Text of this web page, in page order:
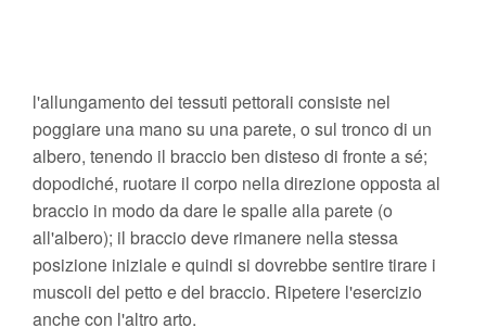
l'allungamento dei tessuti pettorali consiste nel
poggiare una mano su una parete, o sul tronco di un
albero, tenendo il braccio ben disteso di fronte a sé;
dopodiché, ruotare il corpo nella direzione opposta al
braccio in modo da dare le spalle alla parete (o
all'albero); il braccio deve rimanere nella stessa
posizione iniziale e quindi si dovrebbe sentire tirare i
muscoli del petto e del braccio. Ripetere l'esercizio
anche con l'altro arto.